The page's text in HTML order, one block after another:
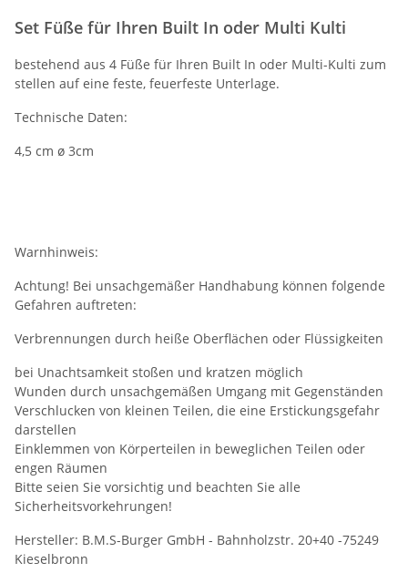
Set Füße für Ihren Built In oder Multi Kulti
bestehend aus 4 Füße für Ihren Built In oder Multi-Kulti zum
stellen auf eine feste, feuerfeste Unterlage.
Technische Daten:
4,5 cm ø 3cm
Warnhinweis:
Achtung! Bei unsachgemäßer Handhabung können folgende
Gefahren auftreten:
Verbrennungen durch heiße Oberflächen oder Flüssigkeiten
bei Unachtsamkeit stoßen und kratzen möglich
Wunden durch unsachgemäßen Umgang mit Gegenständen
Verschlucken von kleinen Teilen, die eine Erstickungsgefahr
darstellen
Einklemmen von Körperteilen in beweglichen Teilen oder
engen Räumen
Bitte seien Sie vorsichtig und beachten Sie alle
Sicherheitsvorkehrungen!
Hersteller: B.M.S-Burger GmbH - Bahnholzstr. 20+40 -75249
Kieselbronn